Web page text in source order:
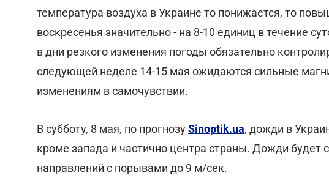
температура воздуха в Украине то понижается, то
воскресенья значительно - на 8-10 единиц в течение
в дни резкого изменения погоды обязательно
следующей неделе 14-15 мая ожидаются сильные
изменениям в самочувствии.
В субботу, 8 мая, по прогнозуSinoptik.ua, дожди в
кроме запада и частично центра страны. Дожди будет
направлений с порывами до 9 м/сек.